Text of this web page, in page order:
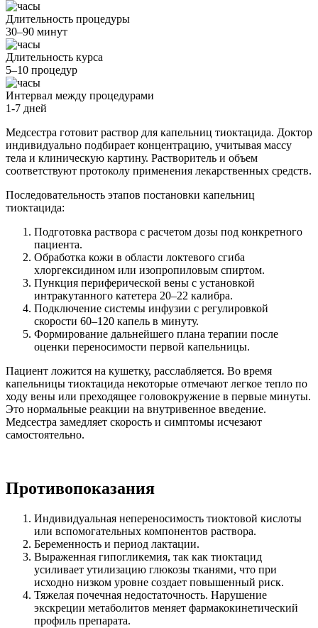
Длительность процедуры
30–90 минут
Длительность курса
5–10 процедур
Интервал между процедурами
1-7 дней
Медсестра готовит раствор для капельниц тиоктацида. Доктор
индивидуально подбирает концентрацию, учитывая массу
тела и клиническую картину. Растворитель и объем
соответствуют протоколу применения лекарственных средств.
Последовательность этапов постановки капельниц
тиоктацида:
Подготовка раствора с расчетом дозы под конкретного
пациента.
Обработка кожи в области локтевого сгиба
хлоргексидином или изопропиловым спиртом.
Пункция периферической вены с установкой
интракутанного катетера 20–22 калибра.
Подключение системы инфузии с регулировкой
скорости 60–120 капель в минуту.
Формирование дальнейшего плана терапии после
оценки переносимости первой капельницы.
Пациент ложится на кушетку, расслабляется. Во время
капельницы тиоктацида некоторые отмечают легкое тепло по
ходу вены или преходящее головокружение в первые минуты.
Это нормальные реакции на внутривенное введение.
Медсестра замедляет скорость и симптомы исчезают
самостоятельно.
Противопоказания
Индивидуальная непереносимость тиоктовой кислоты
или вспомогательных компонентов раствора.
Беременность и период лактации.
Выраженная гипогликемия, так как тиоктацид
усиливает утилизацию глюкозы тканями, что при
исходно низком уровне создает повышенный риск.
Тяжелая почечная недостаточность. Нарушение
экскреции метаболитов меняет фармакокинетический
профиль препарата.